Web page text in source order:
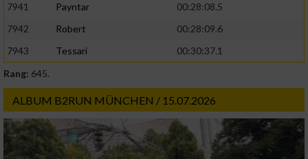
7941
Payntar
00:28:08.5
7942
Robert
00:28:09.6
7943
Tessari
00:30:37.1
Rang: 645.
ALBUM B2RUN MÜNCHEN / 15.07.2026